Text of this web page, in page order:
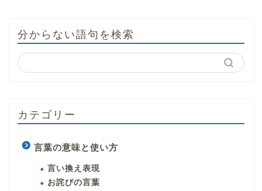
分からない語句を検索
カテゴリー
言葉の意味と使い方
言い換え表現
お詫びの言葉